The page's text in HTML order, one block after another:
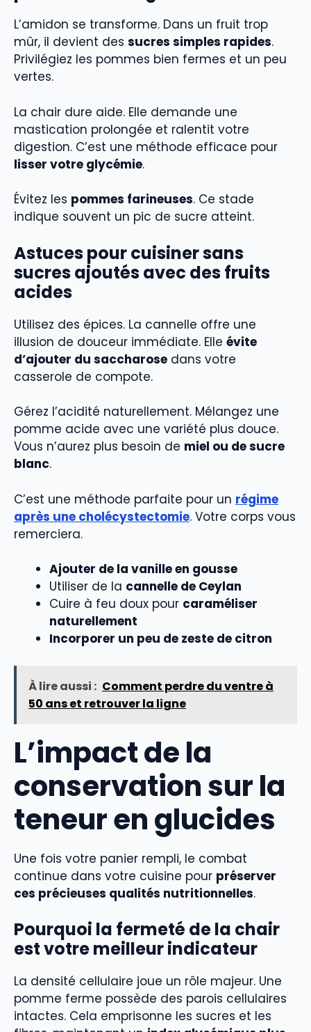
L’amidon se transforme. Dans un fruit trop
mûr, il devient des sucres simples rapides.
Privilégiez les pommes bien fermes et un peu
vertes.
La chair dure aide. Elle demande une
mastication prolongée et ralentit votre
digestion. C’est une méthode efficace pour
lisser votre glycémie.
Évitez les pommes farineuses. Ce stade
indique souvent un pic de sucre atteint.
Astuces pour cuisiner sans
sucres ajoutés avec des fruits
acides
Utilisez des épices. La cannelle offre une
illusion de douceur immédiate. Elle évite
d’ajouter du saccharose dans votre
casserole de compote.
Gérez l’acidité naturellement. Mélangez une
pomme acide avec une variété plus douce.
Vous n’aurez plus besoin de miel ou de sucre
blanc.
C’est une méthode parfaite pour un régime
après une cholécystectomie. Votre corps vous
remerciera.
Ajouter de la vanille en gousse
Utiliser de la cannelle de Ceylan
Cuire à feu doux pour caraméliser
naturellement
Incorporer un peu de zeste de citron
À lire aussi : Comment perdre du ventre à
50 ans et retrouver la ligne
L’impact de la
conservation sur la
teneur en glucides
Une fois votre panier rempli, le combat
continue dans votre cuisine pour préserver
ces précieuses qualités nutritionnelles.
Pourquoi la fermeté de la chair
est votre meilleur indicateur
La densité cellulaire joue un rôle majeur. Une
pomme ferme possède des parois cellulaires
intactes. Cela emprisonne les sucres et les